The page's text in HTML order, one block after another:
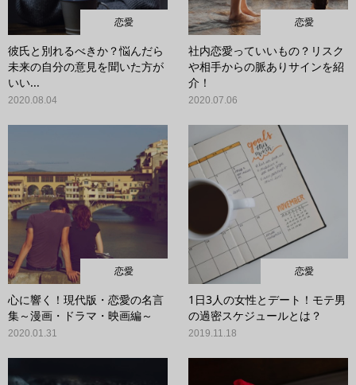
恋愛
彼氏と別れるべきか？悩んだら
未来の自分の意見を聞いた方が
いい...
2020.08.04
恋愛
社内恋愛っていいもの？リスク
や相手からの脈ありサインを紹
介！
2020.07.06
恋愛
心に響く！現代版・恋愛の名言
集～漫画・ドラマ・映画編～
2020.01.31
恋愛
1日3人の女性とデート！モテ男
の過密スケジュールとは？
2019.11.18